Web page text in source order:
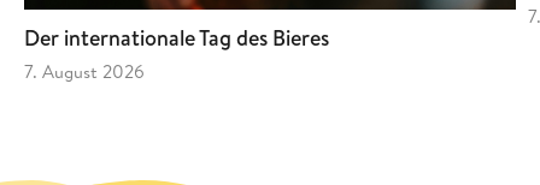
Der internationale Tag des Bieres
7. August 2026